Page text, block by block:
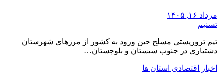
مرداد ۱۶, ۱۴۰۵
تسنیم
تیم تروریستی مسلح حین ورود به کشور از مرزهای شهرستان
دشتیاری در جنوب سیستان و بلوچستان…
اخبار اقتصادی استان ها